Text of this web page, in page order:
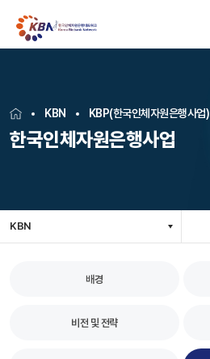
KBN KBP(한국인체자원은행사업)
한국인체자원은행사업
KBN
배경
비전 및 전략